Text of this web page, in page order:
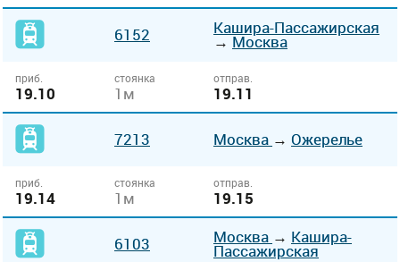
6152 Кашира-Пассажирская
→Москва
приб.
19.10
стоянка
1м
отправ.
19.11
7213 Москва → Ожерелье
приб.
19.14
стоянка
1м
отправ.
19.15
6103 Москва → Кашира-
Пассажирская